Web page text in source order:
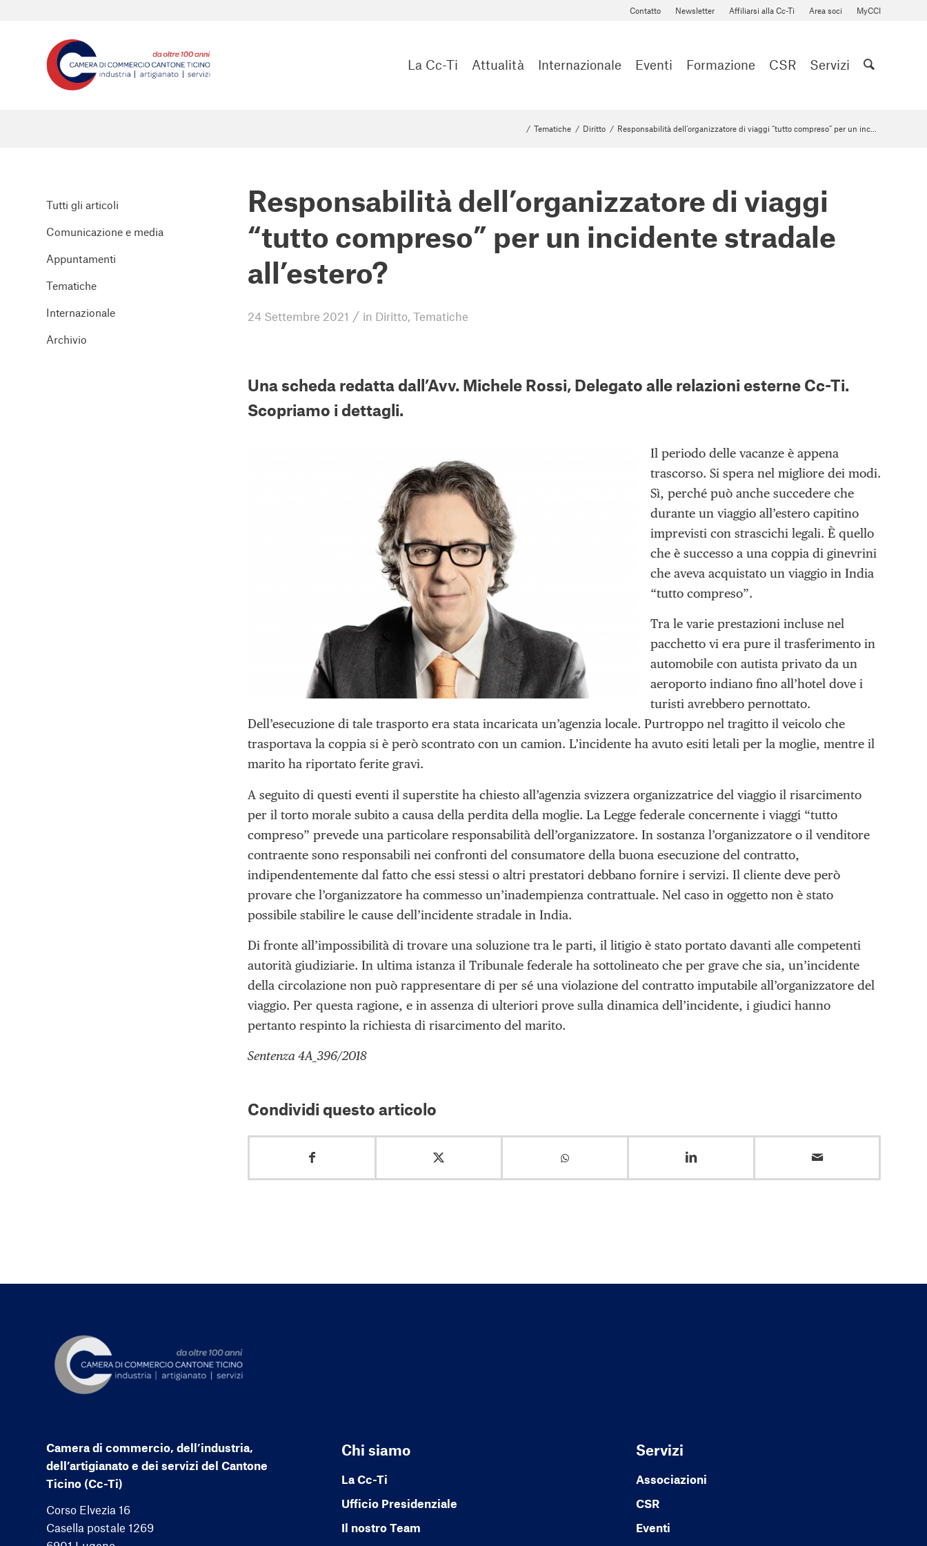
Contatto Newsletter Affiliarsi alla Cc-Ti Area soci MyCCI
La Cc-Ti Attualità Internazionale Eventi Formazione CSR Servizi
/ Tematiche / Diritto / Responsabilità dell’organizzatore di viaggi “tutto compreso” per un inc...
Responsabilità dell’organizzatore di viaggi
“tutto compreso” per un incidente stradale
all’estero?
24 Settembre 2021 / in Diritto, Tematiche
Una scheda redatta dall’Avv. Michele Rossi, Delegato alle relazioni esterne Cc-Ti.
Scopriamo i dettagli.
Il periodo delle vacanze è appena
trascorso. Si spera nel migliore dei modi.
Sì, perché può anche succedere che
durante un viaggio all’estero capitino
imprevisti con strascichi legali. È quello
che è successo a una coppia di ginevrini
che aveva acquistato un viaggio in India
“tutto compreso”.
Tra le varie prestazioni incluse nel
pacchetto vi era pure il trasferimento in
automobile con autista privato da un
aeroporto indiano fino all’hotel dove i
turisti avrebbero pernottato.
Dell’esecuzione di tale trasporto era stata incaricata un’agenzia locale. Purtroppo nel tragitto il veicolo che
trasportava la coppia si è però scontrato con un camion. L’incidente ha avuto esiti letali per la moglie, mentre il
marito ha riportato ferite gravi.
A seguito di questi eventi il superstite ha chiesto all’agenzia svizzera organizzatrice del viaggio il risarcimento
per il torto morale subito a causa della perdita della moglie. La Legge federale concernente i viaggi “tutto
compreso” prevede una particolare responsabilità dell’organizzatore. In sostanza l’organizzatore o il venditore
contraente sono responsabili nei confronti del consumatore della buona esecuzione del contratto,
indipendentemente dal fatto che essi stessi o altri prestatori debbano fornire i servizi. Il cliente deve però
provare che l’organizzatore ha commesso un’inadempienza contrattuale. Nel caso in oggetto non è stato
possibile stabilire le cause dell’incidente stradale in India.
Di fronte all’impossibilità di trovare una soluzione tra le parti, il litigio è stato portato davanti alle competenti
autorità giudiziarie. In ultima istanza il Tribunale federale ha sottolineato che per grave che sia, un’incidente
della circolazione non può rappresentare di per sé una violazione del contratto imputabile all’organizzatore del
viaggio. Per questa ragione, e in assenza di ulteriori prove sulla dinamica dell’incidente, i giudici hanno
pertanto respinto la richiesta di risarcimento del marito.
Sentenza 4A_396/2018
Condividi questo articolo
Tutti gli articoli
Comunicazione e media
Appuntamenti
Tematiche
Internazionale
Archivio
Camera di commercio, dell’industria,
dell’artigianato e dei servizi del Cantone
Ticino (Cc-Ti)
Corso Elvezia 16
Casella postale 1269
Chi siamo
La Cc-Ti
Ufficio Presidenziale
Il nostro Team
Servizi
Associazioni
CSR
Eventi